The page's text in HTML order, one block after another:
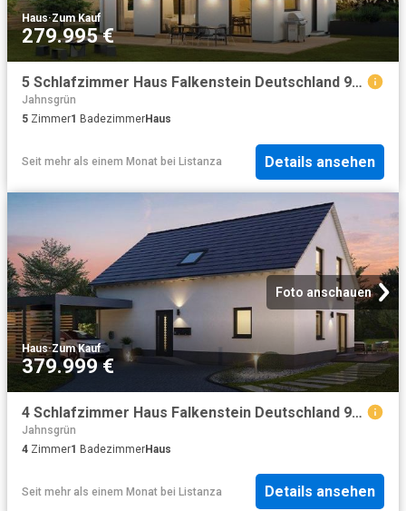
Haus·Zum Kauf
279.995 €
5 Schlafzimmer Haus Falkenstein Deutschland 98793673
Jahnsgrün
5 Zimmer1 BadezimmerHaus
Seit mehr als einem Monat bei Listanza Details ansehen
Foto anschauen
Haus·Zum Kauf
379.999 €
4 Schlafzimmer Haus Falkenstein Deutschland 98793670
Jahnsgrün
4 Zimmer1 BadezimmerHaus
Seit mehr als einem Monat bei Listanza Details ansehen